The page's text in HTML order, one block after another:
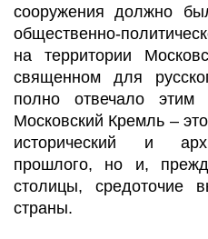
сооружения должно
общественно-
на территории
священном для
полно отвечало этим
Московский Кремль –
исторический и
прошлого, но и,
столицы, средоточие
страны.